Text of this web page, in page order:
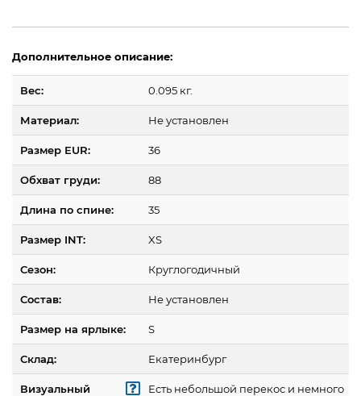
Дополнительное описание:
Вес: 0.095 кг.
Материал: Не установлен
Размер EUR: 36
Обхват груди: 88
Длина по спине: 35
Размер INT: XS
Сезон: Круглогодичный
Состав: Не установлен
Размер на ярлыке: S
Склад: Екатеринбург
Визуальный
Есть небольшой перекос и немного